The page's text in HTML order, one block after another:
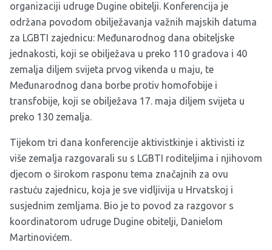
organizaciji udruge Dugine obitelji. Konferencija je
održana povodom obilježavanja važnih majskih datuma
za LGBTI zajednicu: Međunarodnog dana obiteljske
jednakosti, koji se obilježava u preko 110 gradova i 40
zemalja diljem svijeta prvog vikenda u maju, te
Međunarodnog dana borbe protiv homofobije i
transfobije, koji se obilježava 17. maja diljem svijeta u
preko 130 zemalja.
Tijekom tri dana konferencije aktivistkinje i aktivisti iz
više zemalja razgovarali su s LGBTI roditeljima i njihovom
djecom o širokom rasponu tema značajnih za ovu
rastuću zajednicu, koja je sve vidljivija u Hrvatskoj i
susjednim zemljama. Bio je to povod za razgovor s
koordinatorom udruge Dugine obitelji, Danielom
Martinovićem.